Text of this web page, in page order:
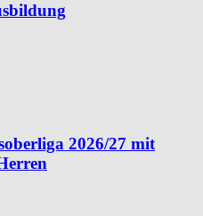
2026/27 mit